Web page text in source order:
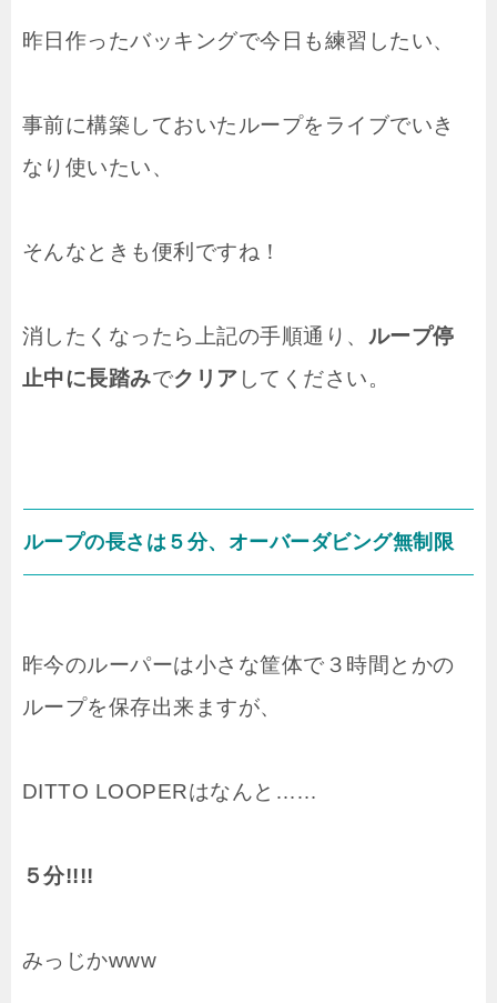
昨日作ったバッキングで今日も練習したい、
事前に構築しておいたループをライブでいき
なり使いたい、
そんなときも便利ですね！
消したくなったら上記の手順通り、 ループ停
止中に長踏みでクリア してください。
ループの長さは５分、オーバーダビング無制限
昨今のルーパーは小さな筐体で３時間とかの
ループを保存出来ますが、
DITTO LOOPERはなんと……
５分!!!!
みっじかwww